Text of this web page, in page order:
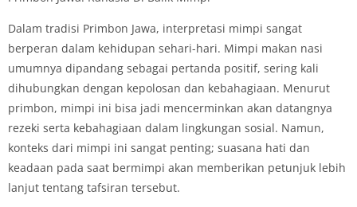
Dalam tradisi Primbon Jawa, interpretasi mimpi sangat
berperan dalam kehidupan sehari-hari. Mimpi makan nasi
umumnya dipandang sebagai pertanda positif, sering kali
dihubungkan dengan kepolosan dan kebahagiaan. Menurut
primbon, mimpi ini bisa jadi mencerminkan akan datangnya
rezeki serta kebahagiaan dalam lingkungan sosial. Namun,
konteks dari mimpi ini sangat penting; suasana hati dan
keadaan pada saat bermimpi akan memberikan petunjuk lebih
lanjut tentang tafsiran tersebut.